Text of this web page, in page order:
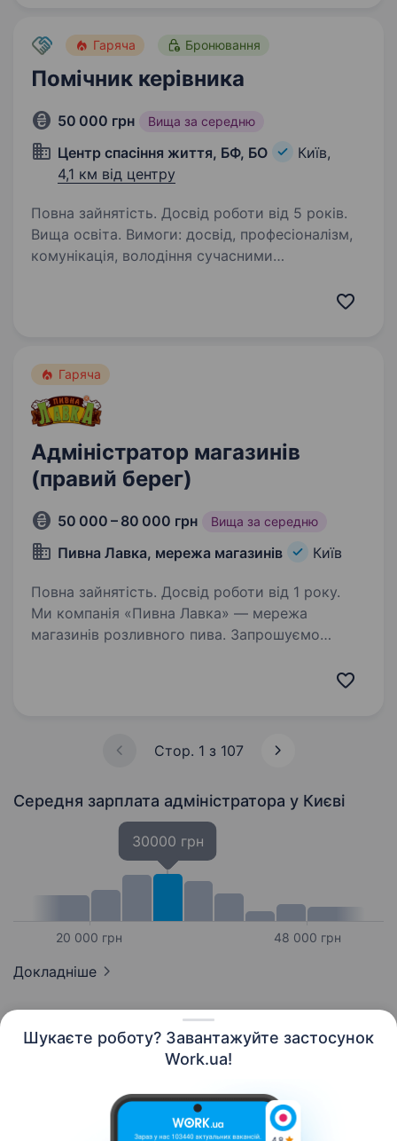
Шукаєте роботу? Завантажуйте застосунок
Work.ua!
Гаряча Бронювання
Помічник керівника
50 000 грн Вища за середню
Центр спасіння життя, БФ, БО
Київ,
4,1 км від центру
Повна зайнятість. Досвід роботи від 5 років.
Вища освіта. Вимоги: досвід, професіоналізм,
комунікація, володіння сучасними
Умови роботи: з 9−18 Обов’язки: організація
Гаряча
Адміністратор магазинів
(правий берег)
50 000 – 80 000 грн Вища за середню
Пивна Лавка, мережа магазинів Київ
Повна зайнятість. Досвід роботи від 1 року.
Ми компанія «Пивна Лавка» — мережа
магазинів розливного пива. Запрошуємо
адміністратора , який готовий розвиватися
Стор. 1 з 107
Середня зарплата адміністратора у Києві
20 000 грн
30000 грн
48 000 грн
Докладніше